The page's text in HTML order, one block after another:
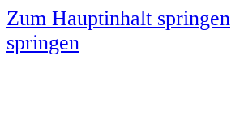
Zum Hauptinhalt springen
springen